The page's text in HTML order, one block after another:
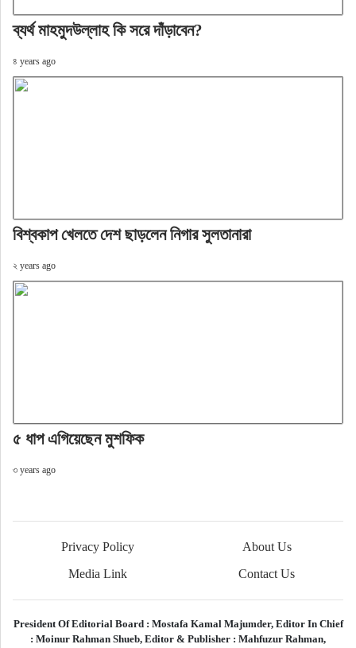
ব্যর্থ মাহমুদউল্লাহ কি সরে দাঁড়াবেন?
৪ years ago
বিশ্বকাপ খেলতে দেশ ছাড়লেন নিগার ‍সুলতানারা
২ years ago
৫ ধাপ এগিয়েছেন মুশফিক
৩ years ago
Privacy Policy
About Us
Media Link
Contact Us
President Of Editorial Board : Mostafa Kamal Majumder, Editor In Chief
: Moinur Rahman Shueb, Editor & Publisher : Mahfuzur Rahman,